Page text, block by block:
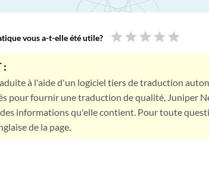
vous a-t-elle été utile? star star star star star
:
à l'aide d'un logiciel tiers de traduction
pour fournir une traduction de qualité, Juniper
informations qu'elle contient. Pour toute
de la page.